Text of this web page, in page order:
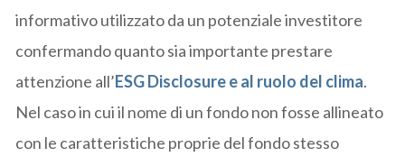
informativo utilizzato da un potenziale investitore
confermando quanto sia importante prestare
attenzione all’ESG Disclosure e al ruolo del clima.
Nel caso in cui il nome di un fondo non fosse allineato
con le caratteristiche proprie del fondo stesso